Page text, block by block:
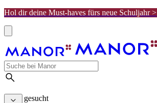
Hol dir deine Must-haves fürs neue Schuljahr >
Meist gesucht